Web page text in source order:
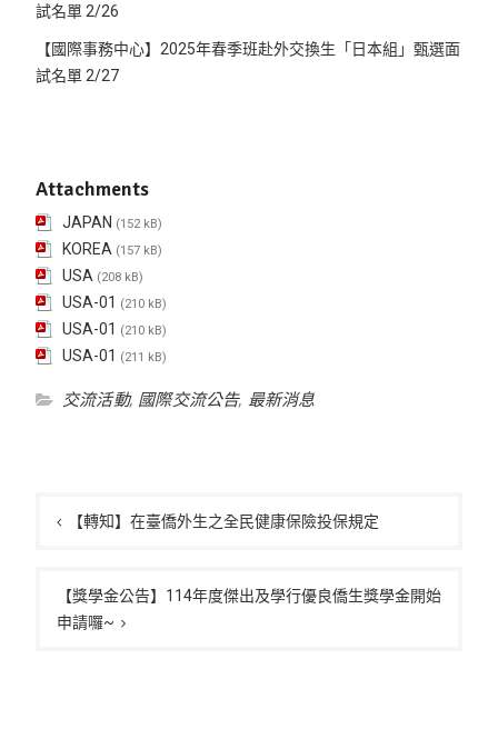
試名單 2/26
【國際事務中心】2025年春季班赴外交換生「日本組」甄選面
試名單 2/27
Attachments
JAPAN (152 kB)
KOREA (157 kB)
USA (208 kB)
USA-01 (210 kB)
USA-01 (210 kB)
USA-01 (211 kB)
交流活動, 國際交流公告, 最新消息
章
【轉知】在臺僑外生之全民健康保險投保規定
【獎學金公告】114年度傑出及學行優良僑生獎學金開始
申請囉~